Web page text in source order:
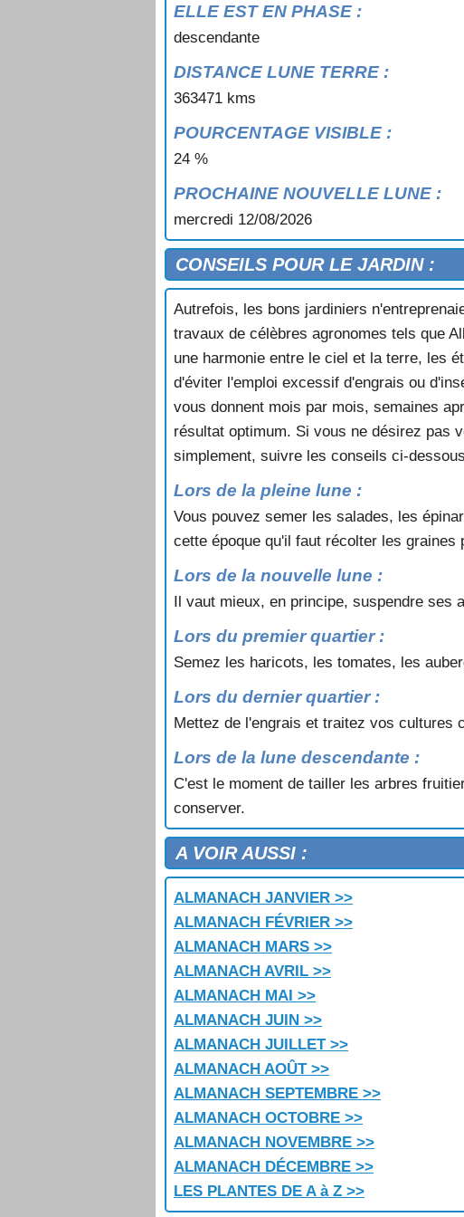
ELLE EST EN PHASE :
descendante
DISTANCE LUNE TERRE :
363471 kms
POURCENTAGE VISIBLE :
24 %
PROCHAINE NOUVELLE LUNE :
mercredi 12/08/2026
CONSEILS POUR LE JARDIN :
Autrefois, les bons jardiniers
travaux de célèbres agronomes tels que
une harmonie entre le ciel et la terre, les
d'éviter l'emploi excessif d'engrais ou
vous donnent mois par mois, semaines
résultat optimum. Si vous ne désirez pas
simplement, suivre les conseils ci-
Lors de la pleine lune :
Vous pouvez semer les salades, les
cette époque qu'il faut récolter les graines
Lors de la nouvelle lune :
Il vaut mieux, en principe, suspendre
Lors du premier quartier :
Semez les haricots, les tomates, les
Lors du dernier quartier :
Mettez de l'engrais et traitez vos cultures
Lors de la lune descendante :
C'est le moment de tailler les arbres
conserver.
A VOIR AUSSI :
ALMANACH JANVIER >>
ALMANACH FÉVRIER >>
ALMANACH MARS >>
ALMANACH AVRIL >>
ALMANACH MAI >>
ALMANACH JUIN >>
ALMANACH JUILLET >>
ALMANACH AOÛT >>
ALMANACH SEPTEMBRE >>
ALMANACH OCTOBRE >>
ALMANACH NOVEMBRE >>
ALMANACH DÉCEMBRE >>
LES PLANTES DE A à Z >>